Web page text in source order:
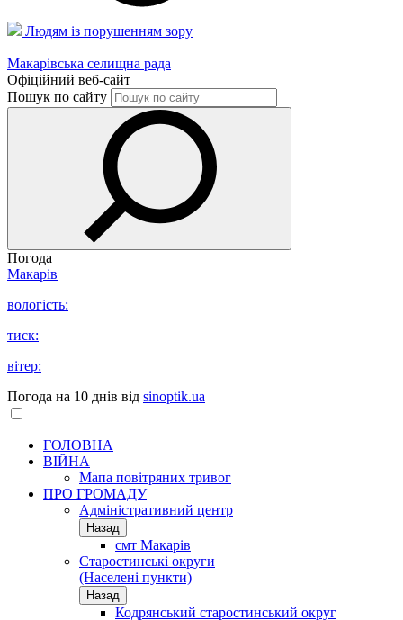
Людям із порушенням зору
Макарівська селищна рада
Офіційний веб-сайт
Пошук по сайту
Погода
Макарів
вологість:
тиск:
вітер:
Погода на 10 днів від sinoptik.ua
ГОЛОВНА
ВІЙНА
Мапа повітряних тривог
ПРО ГРОМАДУ
Aдміністративний центр
Назад
смт Макарів
Старостинські округи
(Населені пункти)
Назад
Кодрянський старостинський округ